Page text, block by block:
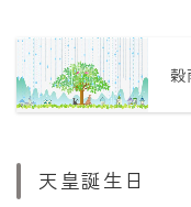
穀
天皇誕生日